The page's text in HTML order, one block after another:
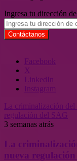
Ingresa tu dirección
Facebook
X
LinkedIn
Instagram
La criminalización del
regulación del SAG
3 semanas atrás
La
nueva